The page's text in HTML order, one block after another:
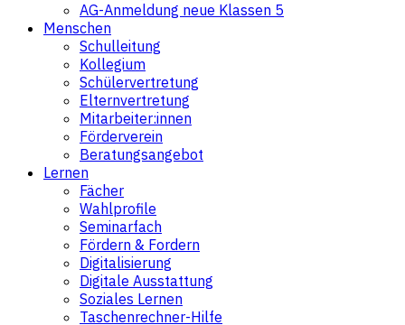
AG-Anmeldung neue Klassen 5
Menschen
Schulleitung
Kollegium
Schülervertretung
Elternvertretung
Mitarbeiter:innen
Förderverein
Beratungsangebot
Lernen
Fächer
Wahlprofile
Seminarfach
Fördern & Fordern
Digitalisierung
Digitale Ausstattung
Soziales Lernen
Taschenrechner-Hilfe